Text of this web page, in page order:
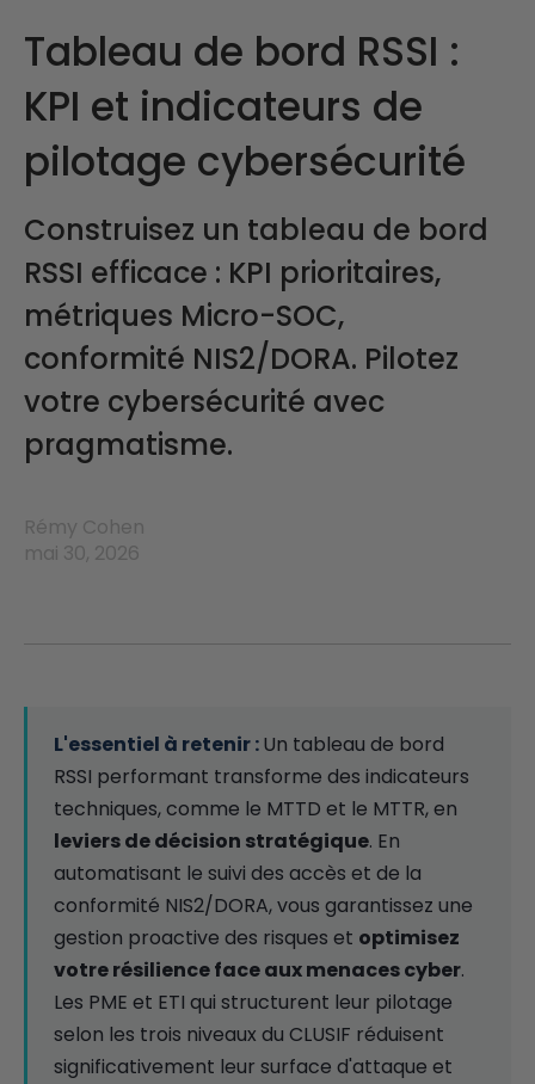
Tableau de bord RSSI :
KPI et indicateurs de
pilotage cybersécurité
Construisez un tableau de bord
RSSI efficace : KPI prioritaires,
métriques Micro-SOC,
conformité NIS2/DORA. Pilotez
votre cybersécurité avec
pragmatisme.
Rémy Cohen
mai 30, 2026
Un tableau de bord
RSSI performant transforme des indicateurs
techniques, comme le MTTD et le MTTR, en
leviers de décision stratégique. En
automatisant le suivi des accès et de la
conformité NIS2/DORA, vous garantissez une
gestion proactive des risques et optimisez
votre résilience face aux menaces cyber.
Les PME et ETI qui structurent leur pilotage
selon les trois niveaux du CLUSIF réduisent
significativement leur surface d'attaque et